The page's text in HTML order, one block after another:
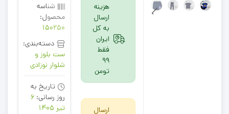
هزینه
ارسال
به کل
ایران
فقط
99
تومن
ارسال
شناسه
محصول:
150250
دسته‌بندی:
ست بلوز و
شلوار نوزادی
تاریخ به
روز رسانی: 6
تیر 1405